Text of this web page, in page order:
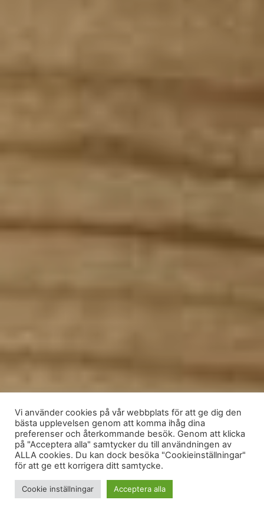
Vi använder cookies på vår webbplats för att ge dig den
bästa upplevelsen genom att komma ihåg dina
preferenser och återkommande besök. Genom att klicka
på "Acceptera alla" samtycker du till användningen av
ALLA cookies. Du kan dock besöka "Cookieinställningar"
för att ge ett korrigera ditt samtycke.
Cookie inställningar Acceptera alla